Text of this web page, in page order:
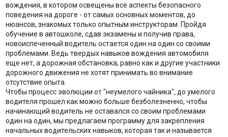
вождения, в котором освещены все аспекты безопасного
поведения на дороге - от самых основных моментов, до
нюансов, знакомых только опытным инструкторам. Пройдя
обучение в автошколе, сдав экзамены и получив права,
новоиспеченный водитель остается один на один со своими
проблемами. Ведь твердых навыков вождения автомобиля
еще нет, а дорожная обстановка, равно как и другие участники
дорожного движения не хотят принимать во внимание
отсутствие опыта.
Чтобы процесс эволюции от "неумелого чайника", до умелого
водителя прошел как можно больше безболезненно, чтобы
начинающий водитель не оставался со своим проблемами
один на один, мы предлагаем программу для закрепления
начальных водительских навыков, которая так и называется